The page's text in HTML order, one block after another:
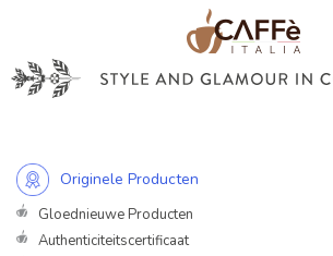
Originele Producten
Gloednieuwe Producten
Authenticiteitscertificaat